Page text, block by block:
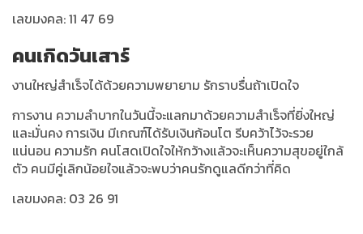
เลขมงคล: 11 47 69
คนเกิดวันเสาร์
งานใหญ่สำเร็จได้ด้วยความพยายาม รักราบรื่นถ้าเปิดใจ
การงาน ความลำบากในวันนี้จะแลกมาด้วยความสำเร็จที่ยิ่งใหญ่
และมั่นคง การเงิน มีเกณฑ์ได้รับเงินก้อนโต รีบคว้าไว้จะรวย
แน่นอน ความรัก คนโสดเปิดใจให้กว้างแล้วจะเห็นความสุขอยู่ใกล้
ตัว คนมีคู่เลิกน้อยใจแล้วจะพบว่าคนรักดูแลดีกว่าที่คิด
เลขมงคล: 03 26 91